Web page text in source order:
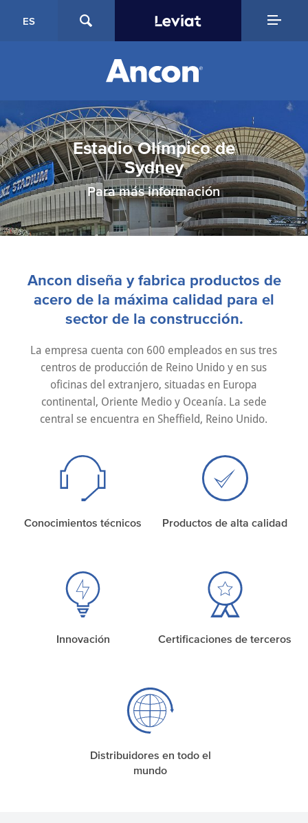
ES
Estadio Olímpico de
Sydney
Para más información
Ancon diseña y fabrica productos de
acero de la máxima calidad para el
sector de la construcción.
La empresa cuenta con 600 empleados en sus tres
centros de producción de Reino Unido y en sus
oficinas del extranjero, situadas en Europa
continental, Oriente Medio y Oceanía. La sede
central se encuentra en Sheffield, Reino Unido.
Conocimientos técnicos Productos de alta calidad
Innovación Certificaciones de terceros
Distribuidores en todo el
mundo